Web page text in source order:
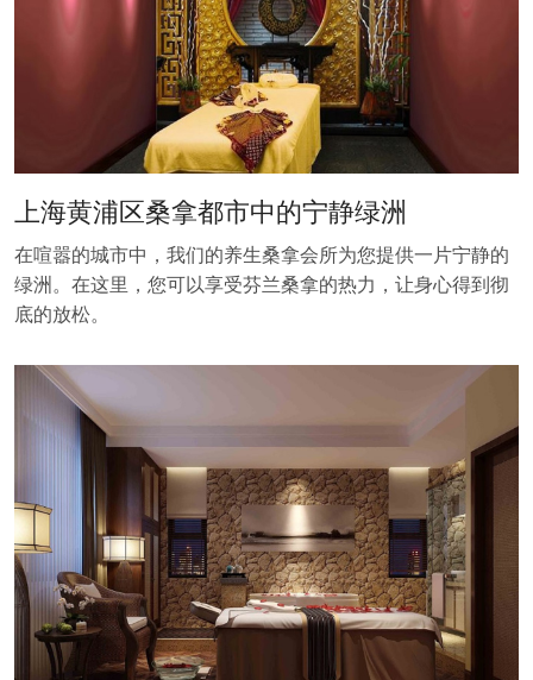
上海黄浦区桑拿都市中的宁静绿洲
在喧嚣的城市中，我们的养生桑拿会所为您提供一片宁静的
绿洲。在这里，您可以享受芬兰桑拿的热力，让身心得到彻
底的放松。